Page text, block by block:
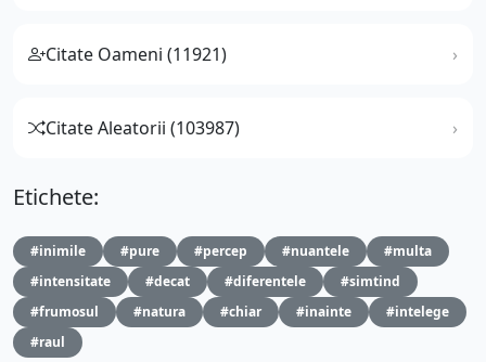
Citate Oameni (11921)
Citate Aleatorii (103987)
Etichete:
#inimile #pure #percep #nuantele
#multa
#intensitate
#decat #diferentele
#simtind
#frumosul
#natura #chiar #inainte
#intelege
#raul